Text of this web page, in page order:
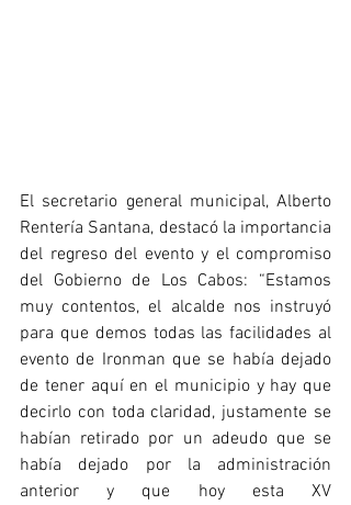
El secretario general municipal, Alberto
Rentería Santana, destacó la importancia
del regreso del evento y el compromiso
del Gobierno de Los Cabos: “Estamos
muy contentos, el alcalde nos instruyó
para que demos todas las facilidades al
evento de Ironman que se había dejado
de tener aquí en el municipio y hay que
decirlo con toda claridad, justamente se
habían retirado por un adeudo que se
había dejado por la administración
anterior y que hoy esta XV